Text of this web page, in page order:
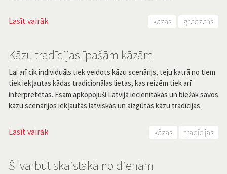
Lasīt vairāk kāzas gredzens
Kāzu tradīcijas īpašām kāzām
Lai arī cik individuāls tiek veidots kāzu scenārijs, teju katrā no tiem
tiek iekļautas kādas tradicionālas lietas, kas reizēm tiek arī
interpretētas. Esam apkopojuši Latvijā iecienītākās un biežāk savos
kāzu scenārijos iekļautās latviskās un aizgūtās kāzu tradīcijas.
Lasīt vairāk kāzas tradīcijas
Šī varbūt skaistākā no dienām